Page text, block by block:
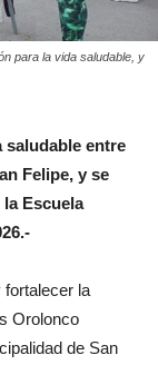
para la vida saludable, y
saludable entre
Felipe, y se
Escuela
fortalecer la
Orolonco
de San